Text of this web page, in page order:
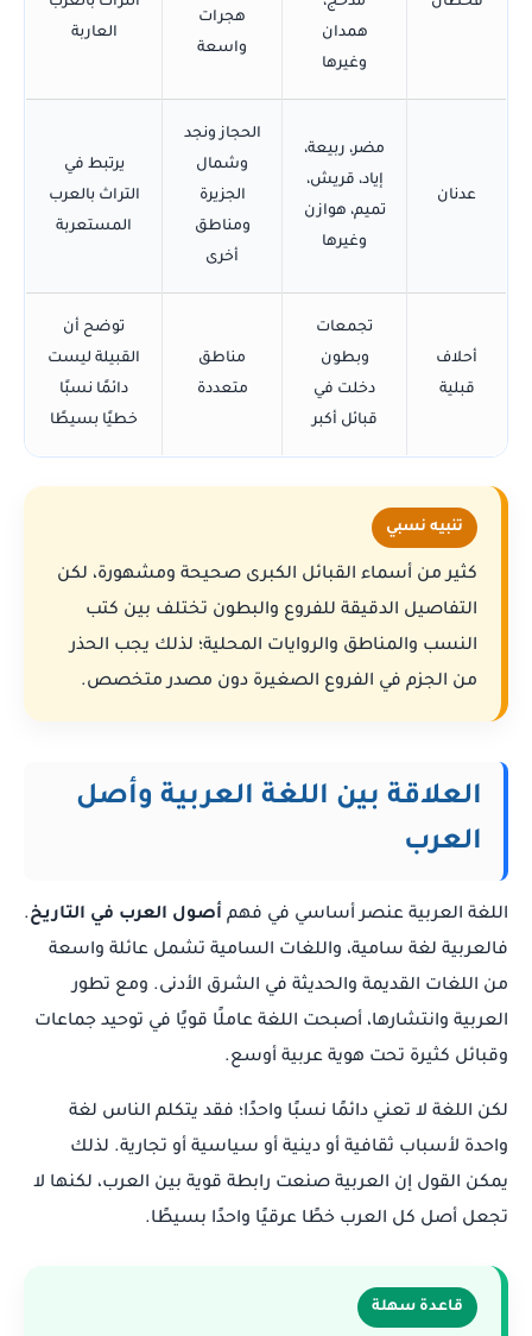
همدان
وغيرها
هجرات
واسعة
العاربة
عدنان
مضر، ربيعة،
إياد، قريش،
تميم، هوازن
وغيرها
الحجاز ونجد
وشمال
الجزيرة
ومناطق
أخرى
يرتبط في
التراث بالعرب
المستعربة
أحلاف
قبلية
تجمعات
وبطون
دخلت في
قبائل أكبر
مناطق
متعددة
توضح أن
القبيلة ليست
دائمًا نسبًا
خطيًا بسيطًا
تنبيه نسبي
كثير من أسماء القبائل الكبرى صحيحة ومشهورة، لكن
التفاصيل الدقيقة للفروع والبطون تختلف بين كتب
النسب والمناطق والروايات المحلية؛ لذلك يجب الحذر
من الجزم في الفروع الصغيرة دون مصدر متخصص.
العلاقة بين اللغة العربية وأصل
العرب
اللغة العربية عنصر أساسي في فهم أصول العرب في التاريخ.
فالعربية لغة سامية، واللغات السامية تشمل عائلة واسعة
من اللغات القديمة والحديثة في الشرق الأدنى. ومع تطور
العربية وانتشارها، أصبحت اللغة عاملًا قويًا في توحيد جماعات
وقبائل كثيرة تحت هوية عربية أوسع.
لكن اللغة لا تعني دائمًا نسبًا واحدًا؛ فقد يتكلم الناس لغة
واحدة لأسباب ثقافية أو دينية أو سياسية أو تجارية. لذلك
يمكن القول إن العربية صنعت رابطة قوية بين العرب، لكنها لا
تجعل أصل كل العرب خطًا عرقيًا واحدًا بسيطًا.
قاعدة سهلة